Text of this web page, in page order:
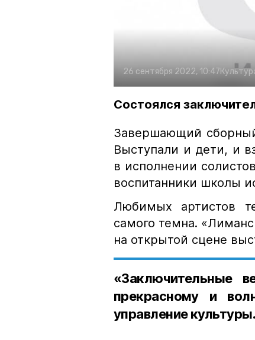
26 сентября 2022, 10:47
Состоялся
Завершающий
Выступали и дети, и
в исполнении
воспитанники школы
Любимых артистов
самого темна.
на открытой сцене
«Заключительные
прекрасному и
управление культуры.